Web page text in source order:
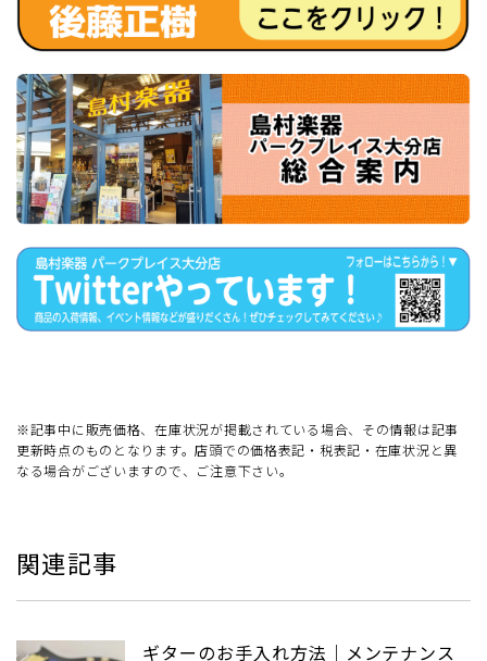
※記事中に販売価格、在庫状況が掲載されている場合、その情報は記事
更新時点のものとなります。店頭での価格表記・税表記・在庫状況と異
なる場合がございますので、ご注意下さい。
関連記事
ギターのお手入れ方法｜メンテナンス